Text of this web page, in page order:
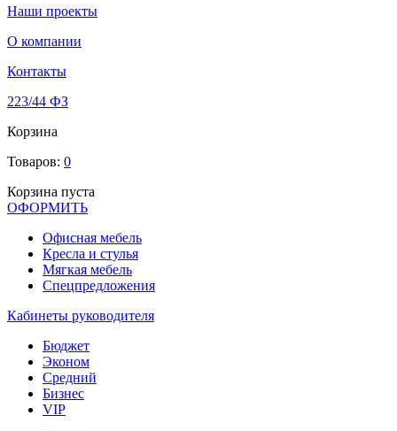
Наши проекты
О компании
Контакты
223/44 ФЗ
Корзина
Товаров: 0
Корзина пуста
ОФОРМИТЬ
Офиcная мебель
Кресла и стулья
Мягкая мебель
Спецпредложения
Кабинеты руководителя
Бюджет
Эконом
Средний
Бизнес
VIP